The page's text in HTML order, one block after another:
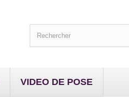
VIDEO DE POSE